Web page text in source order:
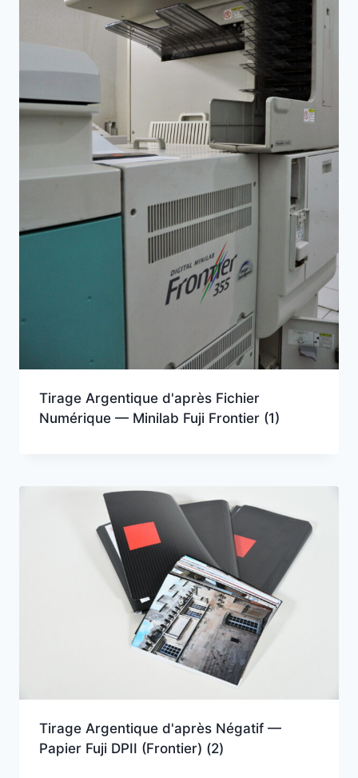
Tirage Argentique d'après Fichier
Numérique — Minilab Fuji Frontier (1)
Tirage Argentique d'après Négatif —
Papier Fuji DPII (Frontier) (2)